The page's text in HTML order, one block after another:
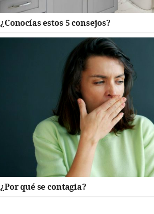
¿Conocías estos 5 consejos?
¿Por qué se contagia?